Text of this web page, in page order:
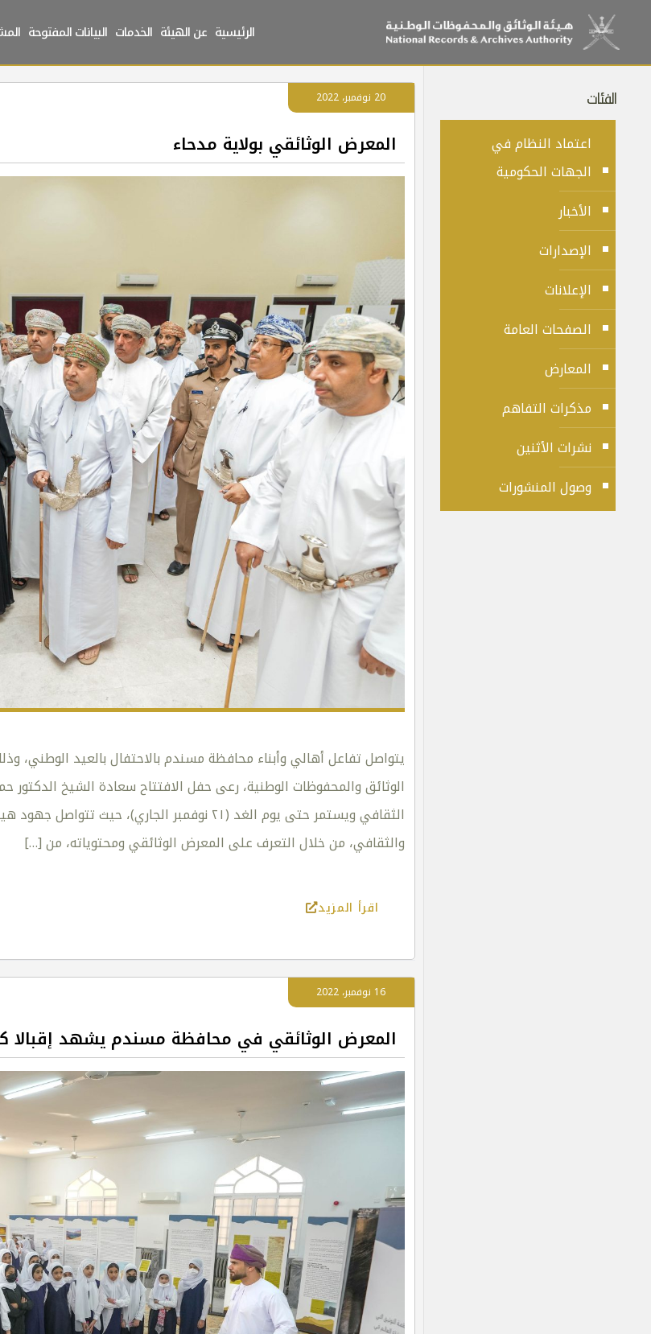
الرئيسية عن الهيئة الخدمات البيانات المفتوحة
20 نوفمبر، 2022
المعرض الوثائقي بولاية مدحاء
يتواصل تفاعل أهالي وأبناء محافظة مسندم بالاحتفال بالعيد الوطني،
الوثائق والمحفوظات الوطنية، رعى حفل الافتتاح سعادة الشيخ
الثقافي ويستمر حتى يوم الغد (٢١ نوفمبر
والثقافي، من خلال التعرف على المعرض الوثائقي ومحتوياته، من[…]
اقرأ المزيد
16 نوفمبر، 2022
المعرض الوثائقي في محافظة مسندم يشهد إقبالا
الفئات
اعتماد النظام في
الجهات الحكومية
الأخبار
الإصدارات
الإعلانات
الصفحات العامة
المعارض
مذكرات التفاهم
نشرات الأثنين
وصول المنشورات